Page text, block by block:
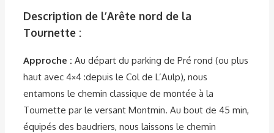
Description de l’Arête nord de la
Tournette :
Approche : Au départ du parking de Pré rond (ou plus
haut avec 4×4 :depuis le Col de L’Aulp), nous
entamons le chemin classique de montée à la
Tournette par le versant Montmin. Au bout de 45 min,
équipés des baudriers, nous laissons le chemin